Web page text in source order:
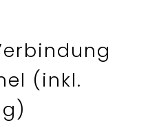
(inkl.